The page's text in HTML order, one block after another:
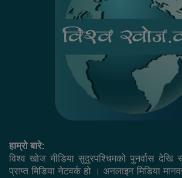
हाम्रो बारे:
विश्व खोज मीडिया सुदुरपश्चिमको पुनर्वास देखि
प्राप्त मिडिया नेटवर्क हो । अनलाइन मिडिया